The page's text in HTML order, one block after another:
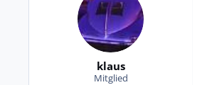
klaus
Mitglied